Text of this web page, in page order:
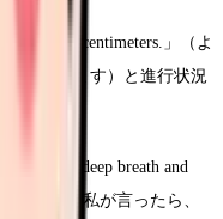
to 7 centimeters.」（よ
いています）と進行状況
Take a deep breath and
間です。私が言ったら、